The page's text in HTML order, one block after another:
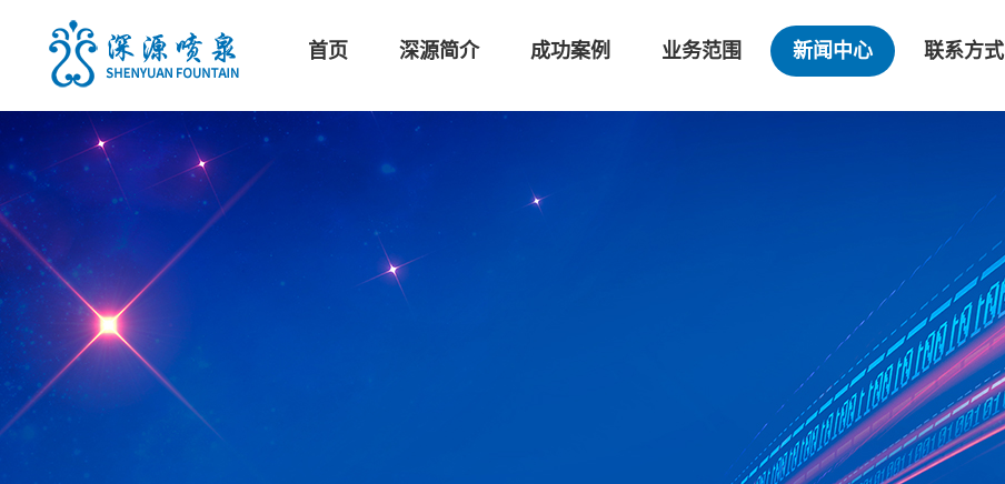
首页 深源简介 成功案例 业务范围 新闻中心 联系方式